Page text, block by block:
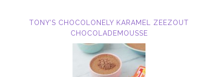
TONY’S CHOCOLONELY KARAMEL ZEEZOUT
CHOCOLADEMOUSSE